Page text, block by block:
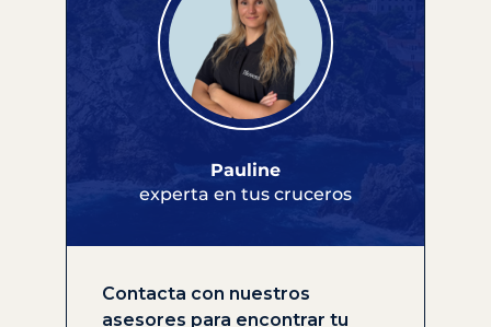
Pauline
experta en tus cruceros
Contacta con nuestros
asesores para encontrar tu